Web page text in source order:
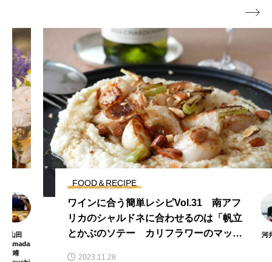
にて） ・ワインインポーター・ワインショップ主催ク
ッキングイベント講師 ✔ケータリング ・ワイン会・季
節のワインイベントへの食事ケータリング ✔食関係レ
シピ・コラム執筆提供（雑誌・SNS・WEB） ・
ELLEgourmetにレシピ提供 ・カタログギフト「リンベ
ル」webページにて地方の美味紹介記事 ・調理器具レ
シピブックにレシピ提供・撮影用調理担当 ・ワイン専
門店エノテカInstagram用レシピ・写真提供 ・キッチン
ツールブランドInstagram用レシピ・写真提供 ✔SNS
・ハンドケア製品PR動画出演（2018年） ・
ELLEgourmet インスタライブ出演（2020年） ・キッ
チンツールブランド Youtube動画出演（2022年） ✔
アンバサダー・サポーター歴その他 ・ELLEgourmet フ
ードクリエイター部（現在） ・キッチンツールブラン
FOOD＆RECIPE
ワインに合う簡単レシピVol.31 南アフ
リカのシャルドネに合わせるのは「帆立
とかぶのソテー カリフラワーのマッシ
河井 あゆ
2023.11.28
